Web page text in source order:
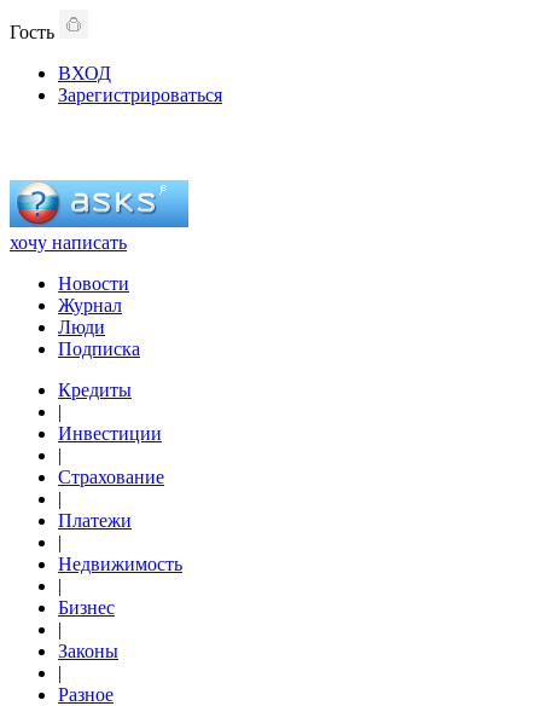
Гость
ВХОД
Зарегистрироваться
хочу написать
Новости
Журнал
Люди
Подписка
Кредиты
|
Инвестиции
|
Страхование
|
Платежи
|
Недвижимость
|
Бизнес
|
Законы
|
Разное